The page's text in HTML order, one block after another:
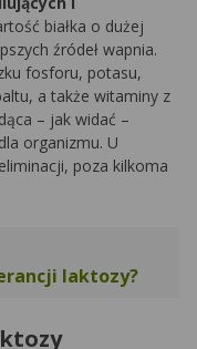
białka o dużej
źródeł wapnia.
fosforu, potasu,
a także witaminy z
– jak widać –
organizmu. U
poza kilkoma
laktozy?